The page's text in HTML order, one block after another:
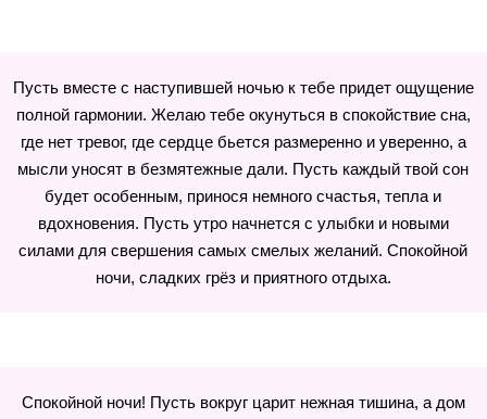
Пусть вместе с наступившей ночью к тебе придет ощущение
полной гармонии. Желаю тебе окунуться в спокойствие сна,
где нет тревог, где сердце бьется размеренно и уверенно, а
мысли уносят в безмятежные дали. Пусть каждый твой сон
будет особенным, принося немного счастья, тепла и
вдохновения. Пусть утро начнется с улыбки и новыми
силами для свершения самых смелых желаний. Спокойной
ночи, сладких грёз и приятного отдыха.
Спокойной ночи! Пусть вокруг царит нежная тишина, а дом